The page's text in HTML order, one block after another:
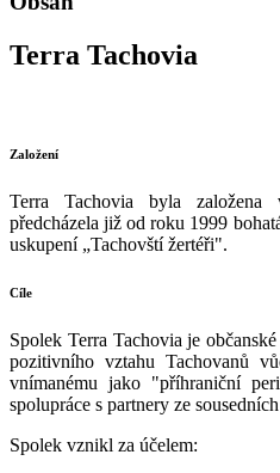
Terra Tachovia
Založení
Terra Tachovia byla
předcházela již od roku 1999
uskupení „Tachovští žertéři".
Cíle
Spolek Terra Tachovia je
pozitivního vztahu Tachovanů
vnímanému jako "příhraniční
spolupráce s partnery ze
Spolek vznikl za účelem: